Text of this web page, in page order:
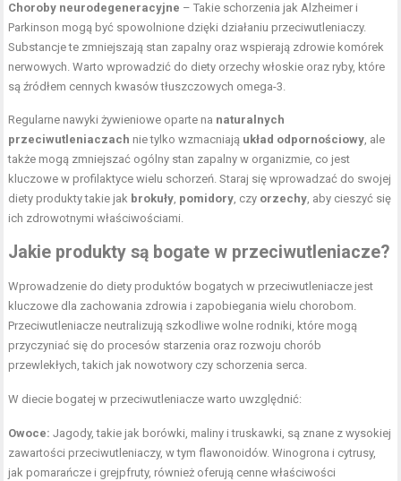
Choroby neurodegeneracyjne – Takie schorzenia jak Alzheimer i
Parkinson mogą być spowolnione dzięki działaniu przeciwutleniaczy.
Substancje te zmniejszają stan zapalny oraz wspierają zdrowie komórek
nerwowych. Warto wprowadzić do diety orzechy włoskie oraz ryby, które
są źródłem cennych kwasów tłuszczowych omega-3.
Regularne nawyki żywieniowe oparte na naturalnych
przeciwutleniaczach nie tylko wzmacniają układ odpornościowy, ale
także mogą zmniejszać ogólny stan zapalny w organizmie, co jest
kluczowe w profilaktyce wielu schorzeń. Staraj się wprowadzać do swojej
diety produkty takie jak brokuły, pomidory, czy orzechy, aby cieszyć się
ich zdrowotnymi właściwościami.
Jakie produkty są bogate w przeciwutleniacze?
Wprowadzenie do diety produktów bogatych w przeciwutleniacze jest
kluczowe dla zachowania zdrowia i zapobiegania wielu chorobom.
Przeciwutleniacze neutralizują szkodliwe wolne rodniki, które mogą
przyczyniać się do procesów starzenia oraz rozwoju chorób
przewlekłych, takich jak nowotwory czy schorzenia serca.
W diecie bogatej w przeciwutleniacze warto uwzględnić:
Owoce: Jagody, takie jak borówki, maliny i truskawki, są znane z wysokiej
zawartości przeciwutleniaczy, w tym flawonoidów. Winogrona i cytrusy,
jak pomarańcze i grejpfruty, również oferują cenne właściwości